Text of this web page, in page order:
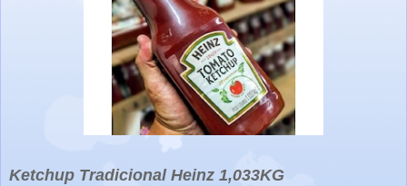
Ketchup Tradicional Heinz 1,033KG